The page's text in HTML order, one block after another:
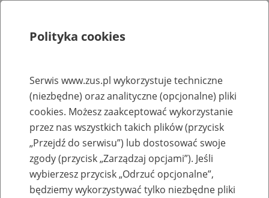
Rejestry, ewidencje i archiwa
Baza zlikwidowanych lub
przekształconych zakładów pracy
Nazwa zakładu pracy:
Polityka cookies
Serwis www.zus.pl wykorzystuje techniczne
(niezbędne) oraz analityczne (opcjonalne) pliki
cookies. Możesz zaakceptować wykorzystanie
przez nas wszystkich takich plików (przycisk
„Przejdź do serwisu”) lub dostosować swoje
zgody (przycisk „Zarządzaj opcjami”). Jeśli
wybierzesz przycisk „Odrzuć opcjonalne”,
będziemy wykorzystywać tylko niezbędne pliki